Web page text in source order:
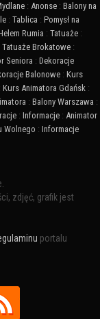
: Anonse : Balony na
: Tablica : Pomysł na
Rumia : Tatuaże :
Tatuaże Brokatowe :
Seniora : Dekoracje
Balonowe : Kurs
Kurs Animatora Gdańsk :
: Balony Warszawa :
: Informacje : Animator
Wolnego : Informacje
zdjęć, grafik jest
portalu